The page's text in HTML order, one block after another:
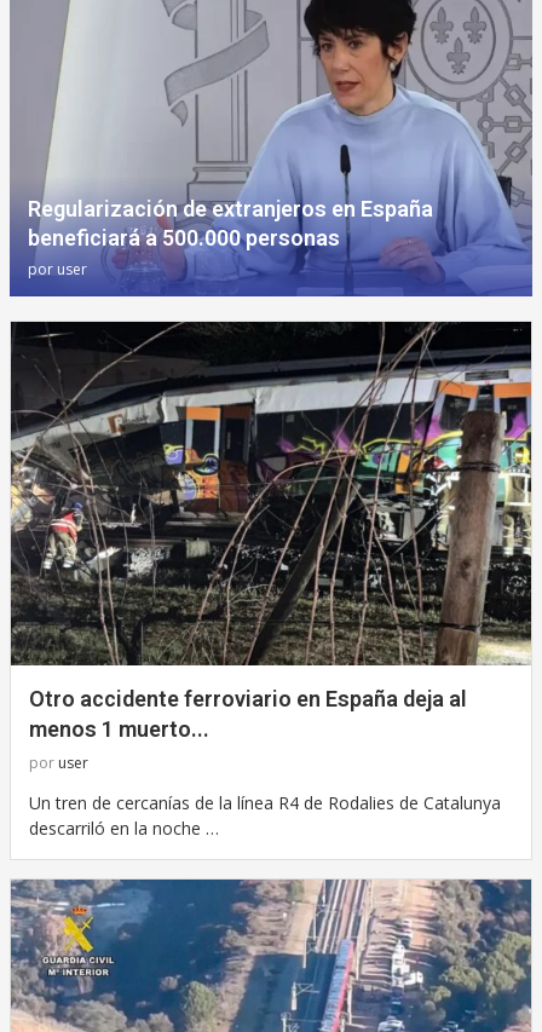
Regularización de extranjeros en España
beneficiará a 500.000 personas
por user
Otro accidente ferroviario en España deja al
menos 1 muerto...
por user
Un tren de cercanías de la línea R4 de Rodalies de Catalunya
descarriló en la noche …